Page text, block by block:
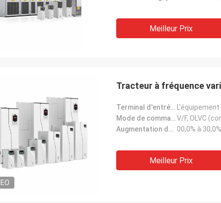
Meilleur Prix
Tracteur à fréquence
Terminal d'entrée analogique:
Mode de commande:
Augmentation du couple: 00,0% à 30,0%
Meilleur Prix